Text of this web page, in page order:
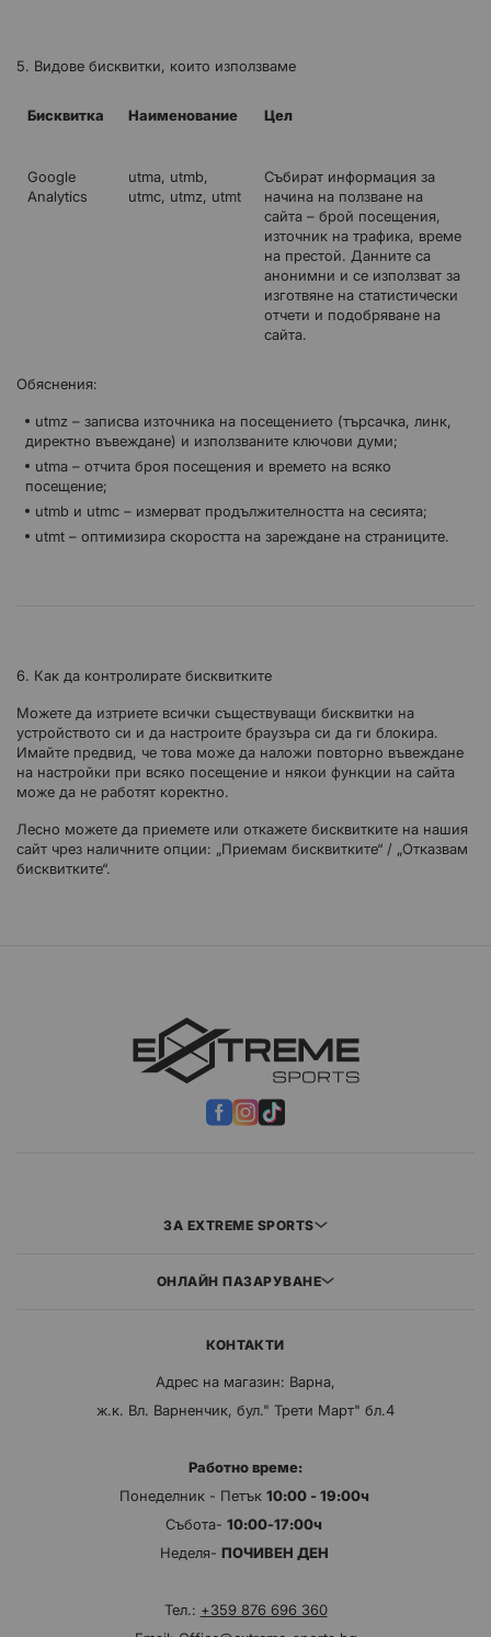
5. Видове бисквитки, които използваме
Бисквитка Наименование Цел
Google
Analytics
utma, utmb,
utmc, utmz, utmt
Събират информация за
начина на ползване на
сайта – брой посещения,
източник на трафика, време
на престой. Данните са
анонимни и се използват за
изготвяне на статистически
отчети и подобряване на
сайта.
Обяснения:
utmz – записва източника на посещението (търсачка, линк,
директно въвеждане) и използваните ключови думи;
utma – отчита броя посещения и времето на всяко
посещение;
utmb и utmc – измерват продължителността на сесията;
utmt – оптимизира скоростта на зареждане на страниците.
6. Как да контролирате бисквитките
Можете да изтриете всички съществуващи бисквитки на
устройството си и да настроите браузъра си да ги блокира.
Имайте предвид, че това може да наложи повторно въвеждане
на настройки при всяко посещение и някои функции на сайта
може да не работят коректно.
Лесно можете да приемете или откажете бисквитките на нашия
сайт чрез наличните опции: „Приемам бисквитките“ / „Отказвам
бисквитките“.
ЗА EXTREME SPORTS
ОНЛАЙН ПАЗАРУВАНЕ
КОНТАКТИ
Адрес на магазин: Варна,
ж.к. Вл. Варненчик, бул." Трети Март" бл.4
Работно време:
Понеделник - Петък 10:00 - 19:00ч
Събота- 10:00-17:00ч
Неделя- ПОЧИВЕН ДЕН
Тел.: +359 876 696 360